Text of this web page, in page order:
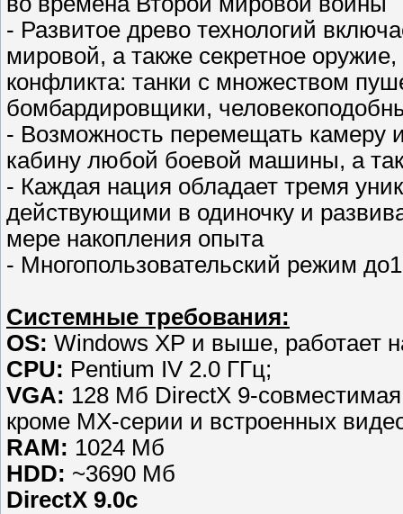
- Развитое древо технологий
мировой, а также секретное
конфликта: танки с множеством
бомбардировщики,
- Возможность перемещать камеру
кабину любой боевой машины, а
- Каждая нация обладает тремя
действующими в одиночку и
мере накопления опыта
- Многопользовательский режим
Системные требования:
OS: Windows XP и выше, работает
CPU: Pentium IV 2.0 ГГц;
VGA: 128 Мб DirectX 9-
кроме MX-серии и встроенных
RAM: 1024 Мб
HDD: ~3690 Мб
DirectX 9.0c